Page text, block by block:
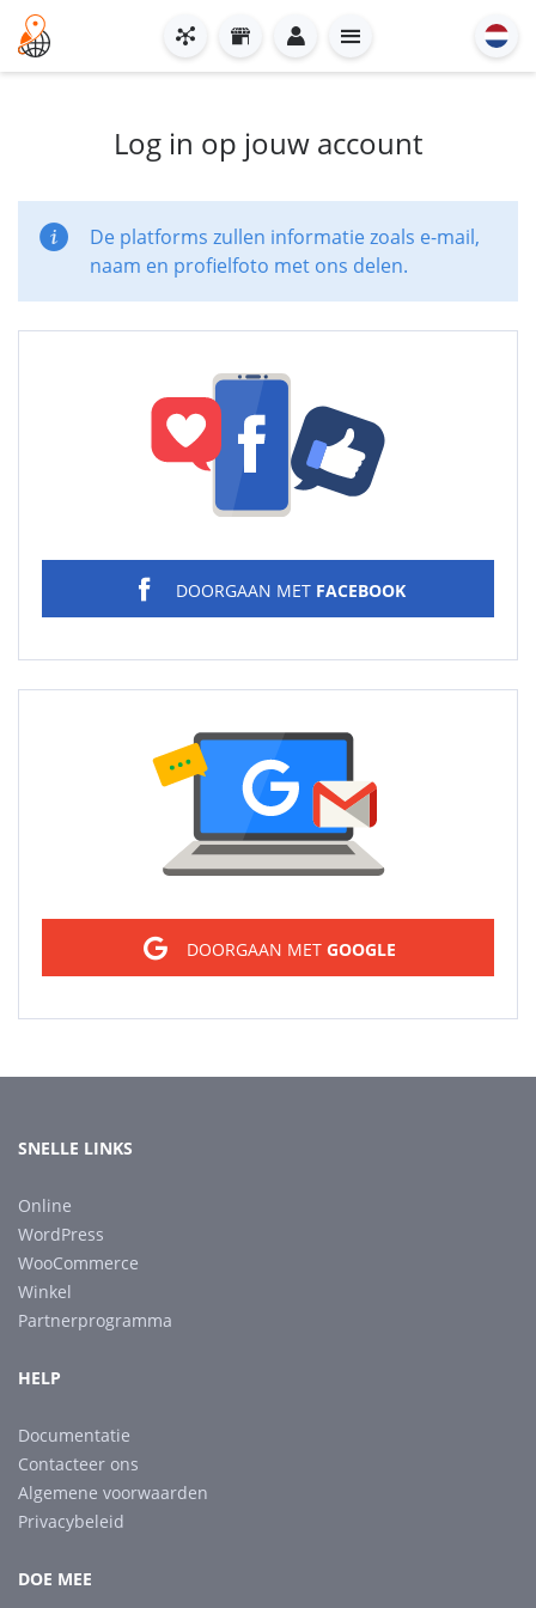
Log in op jouw account
De platforms zullen informatie zoals e-mail,
naam en profielfoto met ons delen.
DOORGAAN MET FACEBOOK
DOORGAAN MET GOOGLE
SNELLE LINKS
Online
WordPress
WooCommerce
Winkel
Partnerprogramma
HELP
Documentatie
Contacteer ons
Algemene voorwaarden
Privacybeleid
DOE MEE